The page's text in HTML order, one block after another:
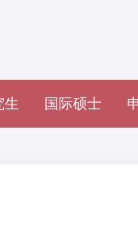
生 国际硕士